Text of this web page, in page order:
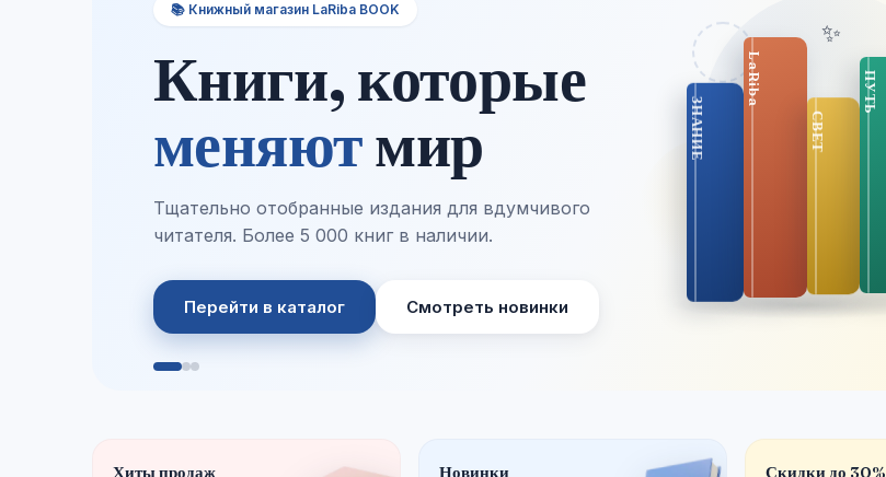
📚 Книжный магазин LaRiba BOOK
Книги, которые
меняютмир
Тщательно отобранные издания для вдумчивого
читателя. Более 5 000 книг в наличии.
Перейти в каталог Смотреть новинки
✨
Хиты продаж Новинки Скидки до 30%